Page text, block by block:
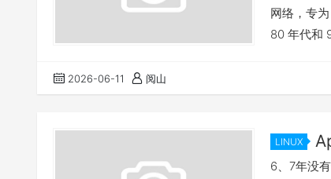
网络，专
80 年代和
2026-06-11 阅山
LINUX
6、7年没